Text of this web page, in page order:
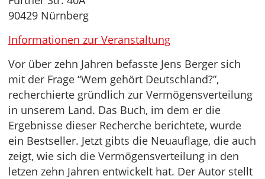
90429 Nürnberg
Informationen zur Veranstaltung
Vor über zehn Jahren befasste Jens Berger sich
mit der Frage “Wem gehört Deutschland?”,
recherchierte gründlich zur Vermögensverteilung
in unserem Land. Das Buch, im dem er die
Ergebnisse dieser Recherche berichtete, wurde
ein Bestseller. Jetzt gibts die Neuauflage, die auch
zeigt, wie sich die Vermögensverteilung in den
letzen zehn Jahren entwickelt hat. Der Autor stellt